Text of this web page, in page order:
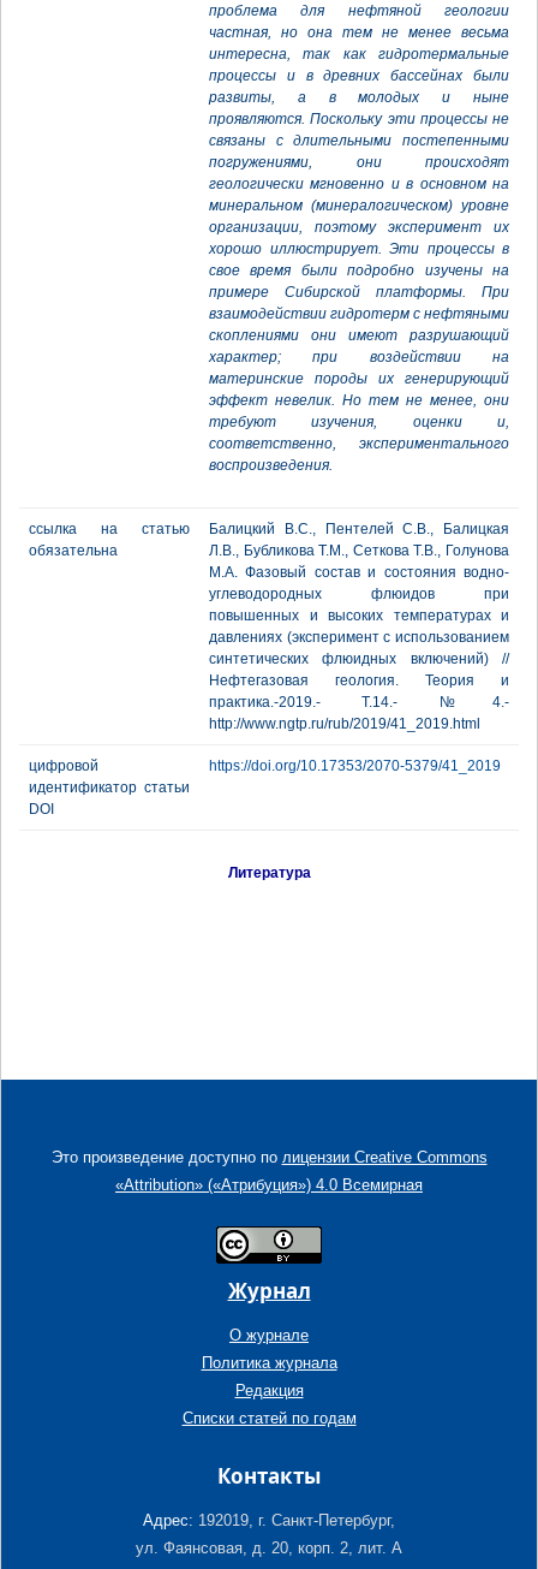
проблема для нефтяной геологии
частная, но она тем не менее весьма
интересна, так как гидротермальные
процессы и в древних бассейнах были
развиты, а в молодых и ныне
проявляются. Поскольку эти процессы не
связаны с длительными постепенными
погружениями, они происходят
геологически мгновенно и в основном на
минеральном (минералогическом) уровне
организации, поэтому эксперимент их
хорошо иллюстрирует. Эти процессы в
свое время были подробно изучены на
примере Сибирской платформы. При
взаимодействии гидротерм с нефтяными
скоплениями они имеют разрушающий
характер; при воздействии на
материнские породы их генерирующий
эффект невелик. Но тем не менее, они
требуют изучения, оценки и,
соответственно, экспериментального
воспроизведения.
ссылка на статью
обязательна
Балицкий В.С., Пентелей С.В., Балицкая
Л.В., Бубликова Т.М., Сеткова Т.В., Голунова
М.А. Фазовый состав и состояния водно-
углеводородных флюидов при
повышенных и высоких температурах и
давлениях (эксперимент с использованием
синтетических флюидных включений) //
Нефтегазовая геология. Теория и
практика.-2019.- Т.14.- №4.-
http://www.ngtp.ru/rub/2019/41_2019.html
цифровой
идентификатор статьи
DOI
https://doi.org/10.17353/2070-5379/41_2019
Литература
Это произведение доступно по лицензии Creative Commons
«Attribution» («Атрибуция») 4.0 Всемирная
Журнал
О журнале
Политика журнала
Редакция
Списки статей по годам
Контакты
Адрес: 192019, г. Санкт-Петербург,
ул. Фаянсовая, д. 20, корп. 2, лит. А